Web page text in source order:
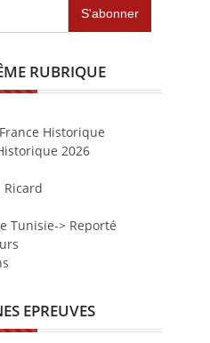
RUBRIQUE
Historique
2026
Ricard
Tunisie-> Reporté
EPREUVES